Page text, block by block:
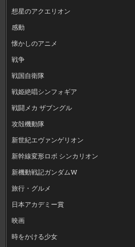
想星のアクエリオン
感動
懐かしのアニメ
戦争
戦国自衛隊
戦姫絶唱シンフォギア
戦闘メカ ザブングル
攻殻機動隊
新世紀エヴァンゲリオン
新幹線変形ロボ シンカリオン
新機動戦記ガンダムW
旅行・グルメ
日本アカデミー賞
映画
時をかける少女